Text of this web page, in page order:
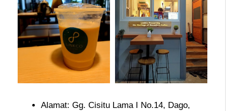
Alamat: Gg. Cisitu Lama I No.14, Dago,